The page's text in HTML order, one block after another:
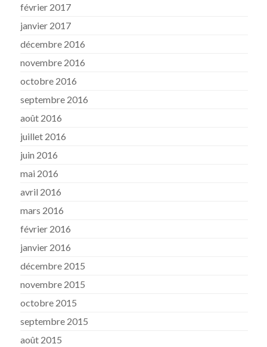
février 2017
janvier 2017
décembre 2016
novembre 2016
octobre 2016
septembre 2016
août 2016
juillet 2016
juin 2016
mai 2016
avril 2016
mars 2016
février 2016
janvier 2016
décembre 2015
novembre 2015
octobre 2015
septembre 2015
août 2015